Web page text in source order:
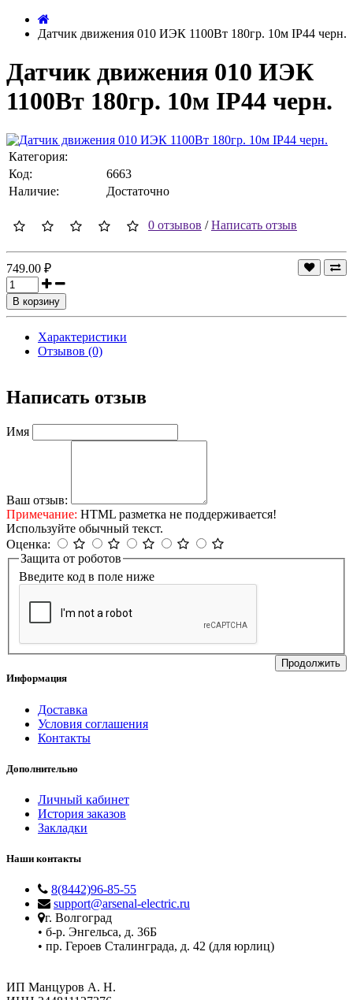
Датчик движения 010 ИЭК 1100Вт 180гр. 10м IP44 черн.
Датчик движения 010 ИЭК
1100Вт 180гр. 10м IP44 черн.
Категория:
Код:
6663
Наличие:
Достаточно
0 отзывов /Написать отзыв
749.00 ₽
В корзину
Характеристики
Отзывов (0)
Написать отзыв
Имя
Ваш отзыв:
Примечание: HTML разметка не поддерживается!
Используйте обычный текст.
Оценка:
Защита от роботов
Введите код в поле ниже
Продолжить
Информация
Доставка
Условия соглашения
Контакты
Дополнительно
Личный кабинет
История заказов
Закладки
Наши контакты
8(8442)96-85-55
support@arsenal-electric.ru
г. Волгоград
• б-р. Энгельса, д. 36Б
• пр. Героев Сталинграда, д. 42 (для юрлиц)
ИП Манцуров А. Н.